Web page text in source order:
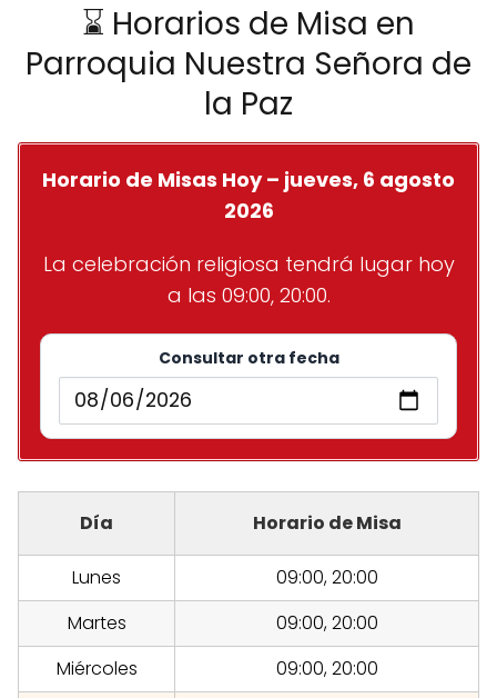
⌛ Horarios de Misa en
Parroquia Nuestra Señora de
la Paz
Horario de Misas Hoy – jueves, 6 agosto
2026
La celebración religiosa tendrá lugar hoy
a las 09:00, 20:00.
Consultar otra fecha
Día Horario de Misa
Lunes
09:00, 20:00
Martes
09:00, 20:00
Miércoles
09:00, 20:00